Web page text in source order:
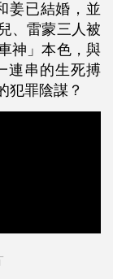
姜已結婚，並
、雷蒙三人被
神」本色，與
連串的生死搏
犯罪陰謀？